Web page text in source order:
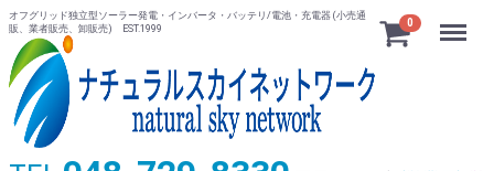
オフグリッド独立型ソーラー発電・インバータ・バッテリ/電池・充電器 (小売通
販、業者販売、卸販売) EST.1999
0 Menu